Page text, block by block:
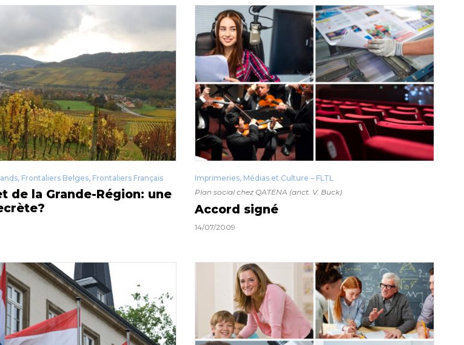
, Frontaliers Belges, Frontaliers Français
de la Grande-Région: une
Imprimeries, Médias et Culture – FLTL
Plan social chez QATENA (anct. V. Buck)
Accord signé
14/07/2009